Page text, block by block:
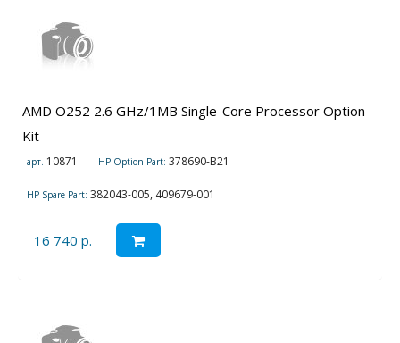
AMD O252 2.6 GHz/1MB Single-Core Processor Option
Kit
арт. 10871 HP Option Part: 378690-B21
HP Spare Part: 382043-005, 409679-001
16 740 р.